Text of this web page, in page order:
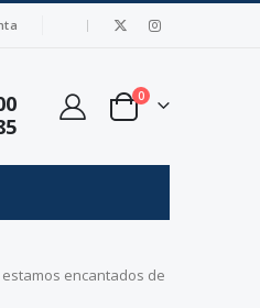
|
Cart
0artículos
yencantados de